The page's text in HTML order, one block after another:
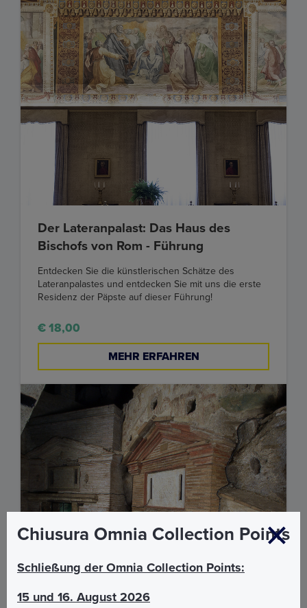
Der Lateranpalast: Das Haus des
Bischofs von Rom - Führung
Entdecken Sie die künstlerischen Schätze des
Lateranpalastes und entdecken Sie mit uns die erste
Residenz der Päpste auf dieser Führung!
€ 18,00
MEHR ERFAHREN
Chiusura Omnia Collection Points
Schließung der Omnia Collection Points:
15 und 16. August 2026